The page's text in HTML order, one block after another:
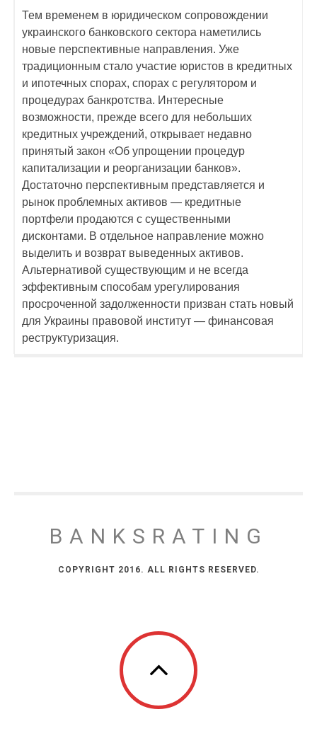
Тем временем в юридическом сопровождении
украинского банковского сектора наметились
новые перспективные направления. Уже
традиционным стало участие юристов в кредитных
и ипотечных спорах, спорах с регулятором и
процедурах банкротства. Интересные
возможности, прежде всего для небольших
кредитных учреждений, открывает недавно
принятый закон «Об упрощении процедур
капитализации и реорганизации банков».
Достаточно перспективным представляется и
рынок проблемных активов — кредитные
портфели продаются с существенными
дисконтами. В отдельное направление можно
выделить и возврат выведенных активов.
Альтернативой существующим и не всегда
эффективным способам урегулирования
просроченной задолженности призван стать новый
для Украины правовой институт — финансовая
реструктуризация.
BANKSRATING
COPYRIGHT 2016. ALL RIGHTS RESERVED.